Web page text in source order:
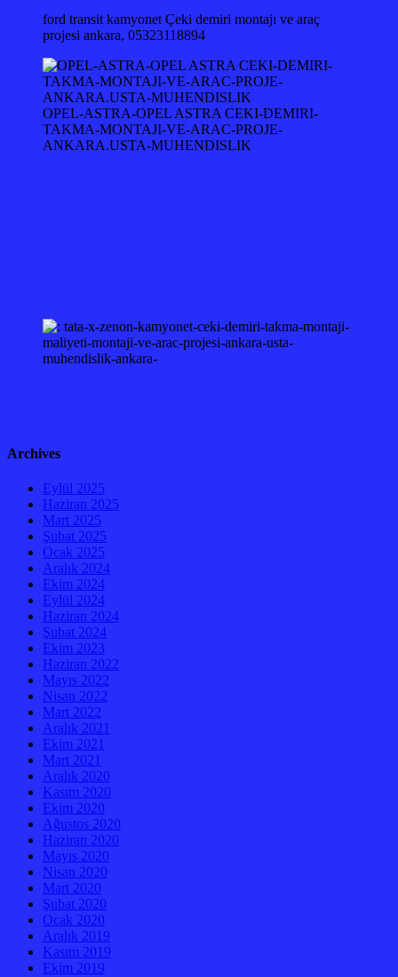
ford transit kamyonet Çeki demiri montajı ve araç
projesi ankara, 05323118894
OPEL-ASTRA-OPEL ASTRA CEKI-DEMIRI-
TAKMA-MONTAJI-VE-ARAC-PROJE-
ANKARA.USTA-MUHENDISLIK
Archives
Eylül 2025
Haziran 2025
Mart 2025
Şubat 2025
Ocak 2025
Aralık 2024
Ekim 2024
Eylül 2024
Haziran 2024
Şubat 2024
Ekim 2023
Haziran 2022
Mayıs 2022
Nisan 2022
Mart 2022
Aralık 2021
Ekim 2021
Mart 2021
Aralık 2020
Kasım 2020
Ekim 2020
Ağustos 2020
Haziran 2020
Mayıs 2020
Nisan 2020
Mart 2020
Şubat 2020
Ocak 2020
Aralık 2019
Kasım 2019
Ekim 2019